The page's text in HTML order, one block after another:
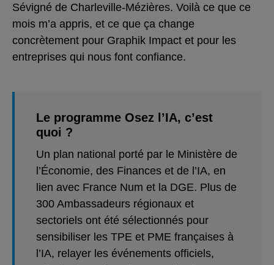
Sévigné de Charleville-Mézières. Voilà ce que ce
mois m’a appris, et ce que ça change
concrètement pour Graphik Impact et pour les
entreprises qui nous font confiance.
Le programme Osez l’IA, c’est
quoi ?
Un plan national porté par le Ministère de
l’Économie, des Finances et de l’IA, en
lien avec France Num et la DGE. Plus de
300 Ambassadeurs régionaux et
sectoriels ont été sélectionnés pour
sensibiliser les TPE et PME françaises à
l’IA, relayer les événements officiels,